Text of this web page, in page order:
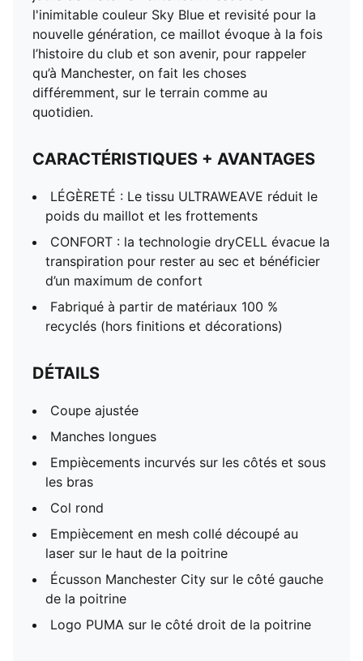
l'inimitable couleur Sky Blue et revisité pour la
nouvelle génération, ce maillot évoque à la fois
l’histoire du club et son avenir, pour rappeler
qu’à Manchester, on fait les choses
différemment, sur le terrain comme au
quotidien.
CARACTÉRISTIQUES + AVANTAGES
LÉGÈRETÉ : Le tissu ULTRAWEAVE réduit le
poids du maillot et les frottements
CONFORT : la technologie dryCELL évacue la
transpiration pour rester au sec et bénéficier
d’un maximum de confort
Fabriqué à partir de matériaux 100 %
recyclés (hors finitions et décorations)
DÉTAILS
Coupe ajustée
Manches longues
Empiècements incurvés sur les côtés et sous
les bras
Col rond
Empiècement en mesh collé découpé au
laser sur le haut de la poitrine
Écusson Manchester City sur le côté gauche
de la poitrine
Logo PUMA sur le côté droit de la poitrine